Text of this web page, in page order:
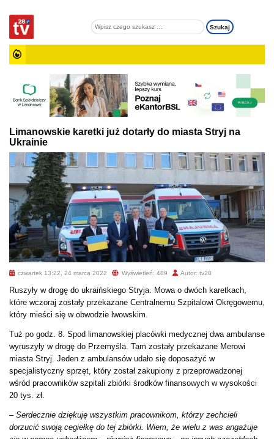
Limanowskie karetki już dotarły do miasta Stryj na
Ukrainie
czwartek 13:22, 24 marca 2022 Wyświetleń: 489 Autor: tv28
Ruszyły w drogę do ukraińskiego Stryja. Mowa o dwóch karetkach,
które wczoraj zostały przekazane Centralnemu Szpitalowi Okręgowemu,
który mieści się w obwodzie lwowskim.
Tuż po godz. 8. Spod limanowskiej placówki medycznej dwa ambulanse
wyruszyły w drogę do Przemyśla. Tam zostały przekazane Merowi
miasta Stryj. Jeden z ambulansów udało się doposażyć w
specjalistyczny sprzęt, który został zakupiony z przeprowadzonej
wśród pracowników szpitali zbiórki środków finansowych w wysokości
20 tys. zł.
– Serdecznie dziękuję wszystkim pracownikom, którzy zechcieli
dorzucić swoją cegiełkę do tej zbiórki. Wiem, że wielu z was angażuje